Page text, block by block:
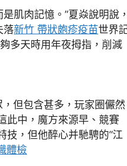
肌肉記憶。”夏焱說明說，
落新竹 帶狀皰疹疫苗世界
多天時用年夜拇指，削減
，但包含甚多，玩家圈儼然
此中，魔方來源早、競賽
技，但他醉心并馳騁的“江
體檢